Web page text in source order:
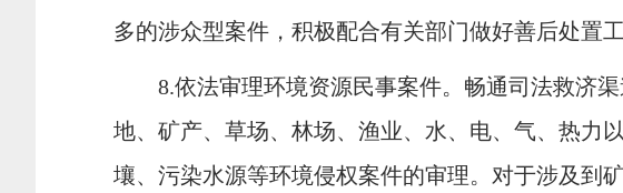
多的涉众型案件，积极配合有关部门做好善后处置
8.依法审理环境资源民事案件。畅通司法救济
地、矿产、草场、林场、渔业、水、电、气、热力
壤、污染水源等环境侵权案件的审理。对于涉及到